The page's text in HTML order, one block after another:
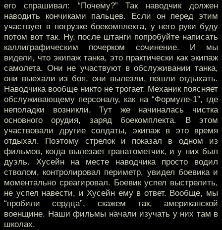
его спрашивал: “Почему?” Так наводчик должен
наводить кончиками пальцев. Если он перед этим
участвует в погрузке боекомплекта, у него руки буду
потом вот так. Ну, после штанги попробуйте написать
каллиграфическим почерком сочинение. И мы
видели, что экипаж танка, это практически как экипаж
самолета. Они не участвуют в обслуживании танка,
они выехали из боя, они вылезли, пошли отдыхать.
Наводчика вообще никто не трогает. Механик поясняет
обслуживающему персоналу, как на “Формуле-1”, где
неполадки возникли. Тут же начиналась чистка
основного орудия, заряд боекомплекта. В этом
участвовали другие солдаты, экипаж в это время
отдыхал. Поэтому стрелок и показал в одном из
фильмов, когда вылезает гранатометчик, и у них был
дуэль. Хусейн на месте наводчика просто водил
стволом, контролировал периметр, увидел боевика и
моментально среагировал. Боевик успел выстрелить,
не успел навести, и Хусейн ему в ответ. Вообще, мы
“пробили сердца”, скажем так, американской
военщине. Наши фильмы начали изучать у них там в
школах.